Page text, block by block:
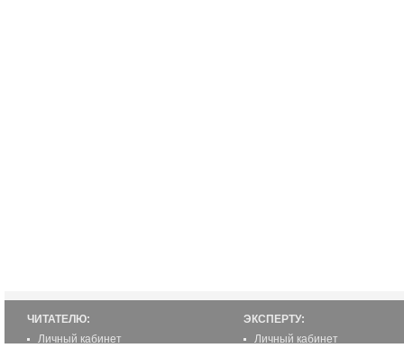
ЧИТАТЕЛЮ:
Личный кабинет
ЭКСПЕРТУ:
Личный кабинет